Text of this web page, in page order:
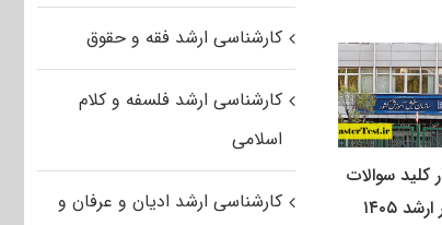
کلید سوالات
۱۴۰۵
کارشناسی ارشد فقه و حقوق
کارشناسی ارشد فلسفه و کلام
اسلامی
کارشناسی ارشد ادیان و عرفان و